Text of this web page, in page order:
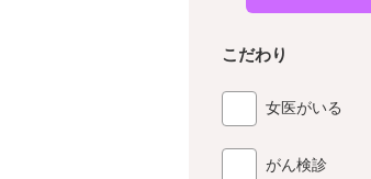
こだわり
女医がいる
がん検診